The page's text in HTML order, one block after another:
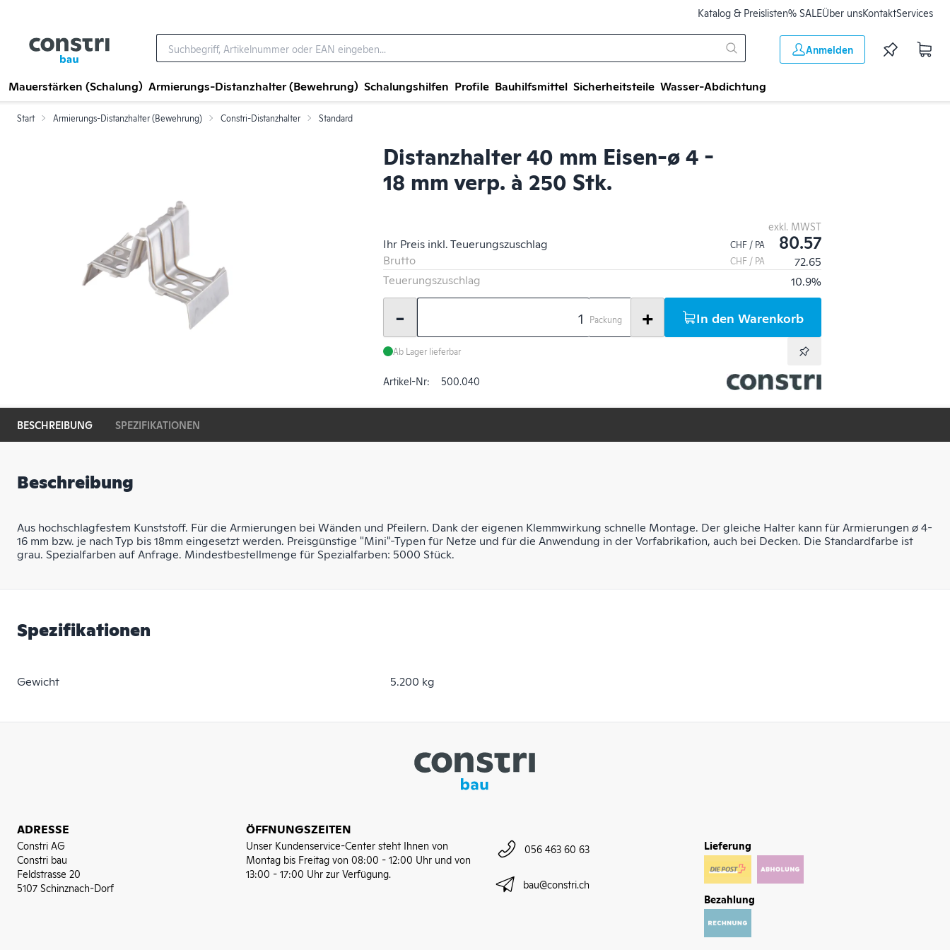
Katalog & Preislisten% SALEÜber unsKontaktServices
Anmelden
Mauerstärken (Schalung) Armierungs-Distanzhalter (Bewehrung) Schalungshilfen Profile Bauhilfsmittel Sicherheitsteile Wasser-Abdichtung
Start Armierungs-Distanzhalter (Bewehrung) Constri-Distanzhalter Standard
Distanzhalter 40 mm Eisen-ø 4 -
18 mm verp. à 250 Stk.
exkl. MWST
Ihr Preis inkl. Teuerungszuschlag CHF / PA 80.57
Brutto CHF / PA
72.65
Teuerungszuschlag
10.9%
- Packung + In den Warenkorb
Ab Lager lieferbar
Artikel-Nr: 500.040
BESCHREIBUNG SPEZIFIKATIONEN
Beschreibung
Aus hochschlagfestem Kunststoff. Für die Armierungen bei Wänden und Pfeilern. Dank der eigenen Klemmwirkung schnelle Montage. Der gleiche Halter kann für Armierungen ø 4-
16 mm bzw. je nach Typ bis 18mm eingesetzt werden. Preisgünstige "Mini"-Typen für Netze und für die Anwendung in der Vorfabrikation, auch bei Decken. Die Standardfarbe ist
grau. Spezialfarben auf Anfrage. Mindestbestellmenge für Spezialfarben: 5000 Stück.
Spezifikationen
Gewicht 5.200 kg
ADRESSE
Constri AG
Constri bau
Feldstrasse 20
5107 Schinznach-Dorf
ÖFFNUNGSZEITEN
Unser Kundenservice-Center steht Ihnen von
Montag bis Freitag von 08:00 - 12:00 Uhr und von
13:00 - 17:00 Uhr zur Verfügung.
056 463 60 63
bau@constri.ch
Lieferung
Bezahlung